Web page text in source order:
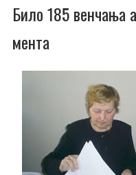
Би­ло 185 вен­ча­ња
мен­та